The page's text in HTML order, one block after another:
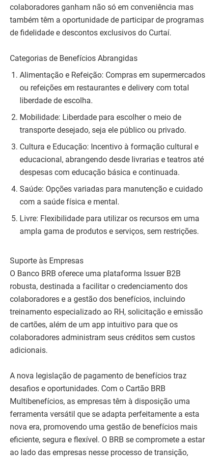
colaboradores ganham não só em conveniência mas
também têm a oportunidade de participar de programas
de fidelidade e descontos exclusivos do Curtaí.
Categorias de Benefícios Abrangidas
Alimentação e Refeição: Compras em supermercados
ou refeições em restaurantes e delivery com total
liberdade de escolha.
Mobilidade: Liberdade para escolher o meio de
transporte desejado, seja ele público ou privado.
Cultura e Educação: Incentivo à formação cultural e
educacional, abrangendo desde livrarias e teatros até
despesas com educação básica e continuada.
Saúde: Opções variadas para manutenção e cuidado
com a saúde física e mental.
Livre: Flexibilidade para utilizar os recursos em uma
ampla gama de produtos e serviços, sem restrições.
Suporte às Empresas
O Banco BRB oferece uma plataforma Issuer B2B
robusta, destinada a facilitar o credenciamento dos
colaboradores e a gestão dos benefícios, incluindo
treinamento especializado ao RH, solicitação e emissão
de cartões, além de um app intuitivo para que os
colaboradores administram seus créditos sem custos
adicionais.
A nova legislação de pagamento de benefícios traz
desafios e oportunidades. Com o Cartão BRB
Multibenefícios, as empresas têm à disposição uma
ferramenta versátil que se adapta perfeitamente a esta
nova era, promovendo uma gestão de benefícios mais
eficiente, segura e flexível. O BRB se compromete a estar
ao lado das empresas nesse processo de transição,